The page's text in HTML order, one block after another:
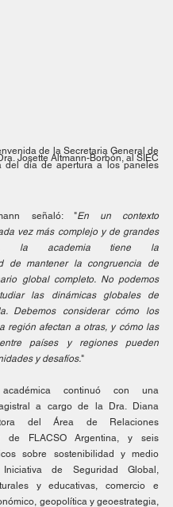
de la Secretaria General de
Josette Altmann-Borbón, al SIEC
del día de apertura a los paneles
señaló: "En un contexto
vez más complejo y de grandes
la academia tiene la
de mantener la congruencia de
global completo. No podemos
las dinámicas globales de
Debemos considerar cómo los
región afectan a otras, y cómo las
países y regiones pueden
y desafíos."
continuó con una
a cargo de la Dra. Diana
del Área de Relaciones
de FLACSO Argentina, y seis
sobre sostenibilidad y medio
de Seguridad Global,
y educativas, comercio e
geopolítica y geoestrategia,